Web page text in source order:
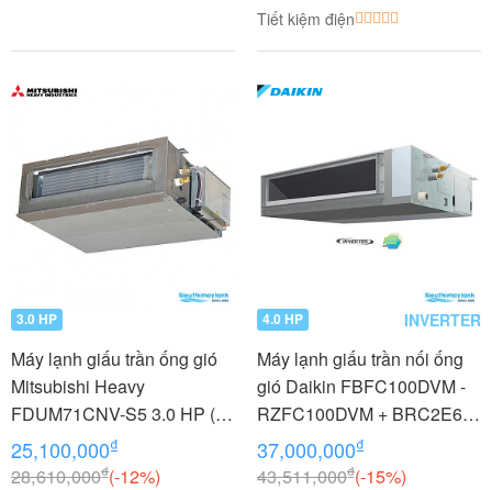
Tiết kiệm điện
3.0 HP
Máy lạnh giấu trần ống gió
Mitsubishi Heavy
FDUM71CNV-S5 3.0 HP (3
Ngựa)
25,100,000₫
28,610,000₫(-12%)
4.0 HP INVERTER
Máy lạnh giấu trần nối ống
gió Daikin FBFC100DVM -
RZFC100DVM + BRC2E61
4.0 HP (4 Ngựa) Inverter
37,000,000₫
43,511,000₫(-15%)